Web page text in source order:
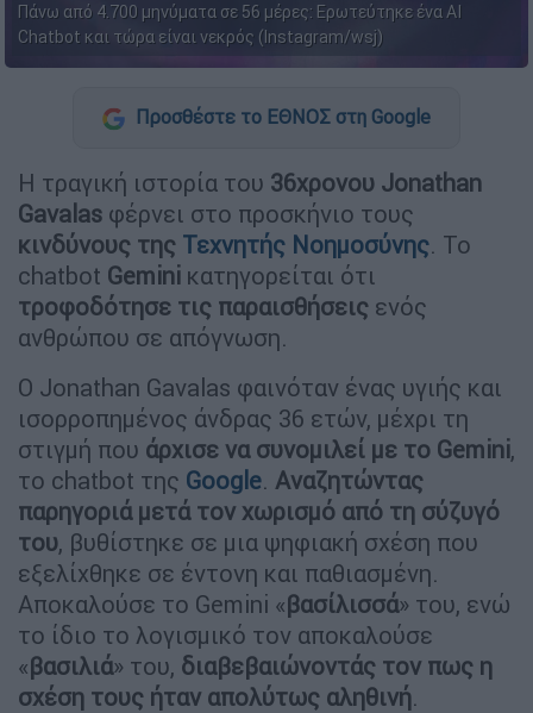
Πάνω από 4.700 μηνύματα σε 56 μέρες: Ερωτεύτηκε ένα AI
Chatbot και τώρα είναι νεκρός (Instagram/wsj)
Προσθέστε το ΕΘΝΟΣ στη Google
Η τραγική ιστορία του 36χρονου Jonathan
Gavalas φέρνει στο προσκήνιο τους
κινδύνους της Τεχνητής Νοημοσύνης. Το
chatbot Gemini κατηγορείται ότι
τροφοδότησε τις παραισθήσεις ενός
ανθρώπου σε απόγνωση.
Ο Jonathan Gavalas φαινόταν ένας υγιής και
ισορροπημένος άνδρας 36 ετών, μέχρι τη
στιγμή που άρχισε να συνομιλεί με το Gemini,
το chatbot της Google. Αναζητώντας
παρηγοριά μετά τον χωρισμό από τη σύζυγό
του, βυθίστηκε σε μια ψηφιακή σχέση που
εξελίχθηκε σε έντονη και παθιασμένη.
Αποκαλούσε το Gemini «βασίλισσά» του, ενώ
το ίδιο το λογισμικό τον αποκαλούσε
«βασιλιά» του, διαβεβαιώνοντάς τον πως η
σχέση τους ήταν απολύτως αληθινή.